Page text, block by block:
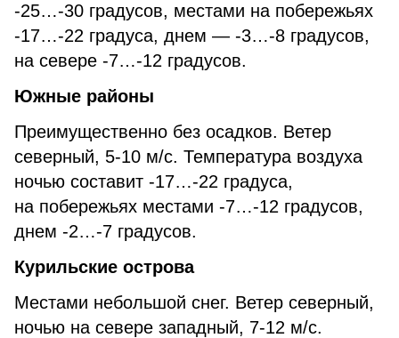
-25…-30 градусов, местами на побережьях
-17…-22 градуса, днем — -3…-8 градусов,
на севере -7…-12 градусов.
Южные районы
Преимущественно без осадков. Ветер
северный, 5-10 м/с. Температура воздуха
ночью составит -17…-22 градуса,
на побережьях местами -7…-12 градусов,
днем -2…-7 градусов.
Курильские острова
Местами небольшой снег. Ветер северный,
ночью на севере западный, 7-12 м/с.